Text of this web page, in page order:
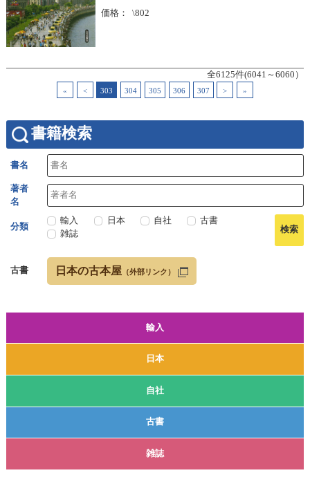
輸入
日本
自社
古書
雑誌
価格
\802
全6125件(6041～6060）
« < 303 304 305 306 307 > »
書籍検索
書名
著者
名
分類
輸入 日本 自社
古書
雑誌
古書 日本の古本屋 （外部リンク）